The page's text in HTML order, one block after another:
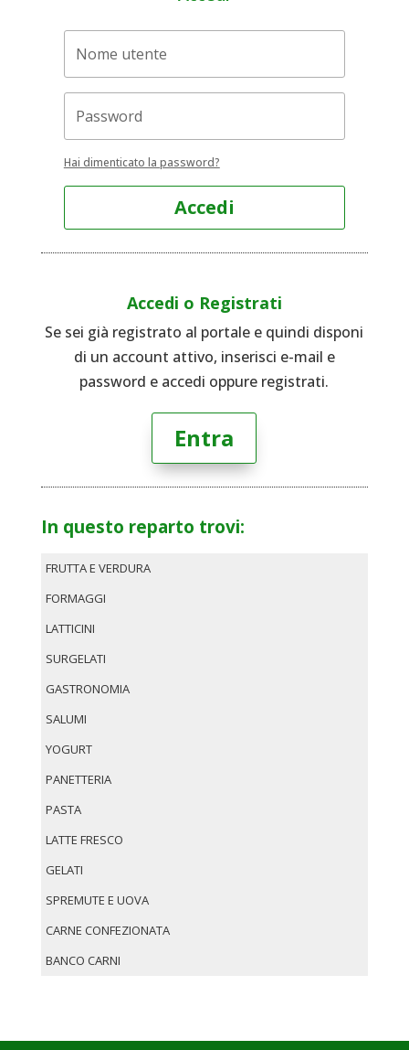
Hai dimenticato la password?
Accedi
Accedi o Registrati
Se sei già registrato al portale e quindi disponi
di un account attivo, inserisci e-mail e
password e accedi oppure registrati.
Entra
In questo reparto trovi:
FRUTTA E VERDURA
FORMAGGI
LATTICINI
SURGELATI
GASTRONOMIA
SALUMI
YOGURT
PANETTERIA
PASTA
LATTE FRESCO
GELATI
SPREMUTE E UOVA
CARNE CONFEZIONATA
BANCO CARNI